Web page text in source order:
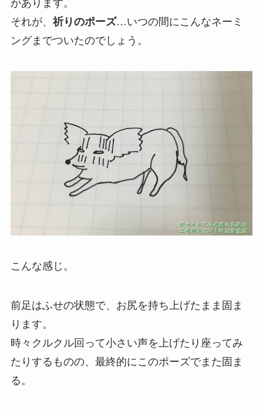
があります。
それが、 祈りのポーズ…いつの間にこんなネーミ
ングまでついたのでしょう。
こんな感じ。
前足はふせの状態で、お尻を持ち上げたまま固ま
ります。
時々クルクル回って小さい声を上げたり座ってみ
たりするものの、最終的にこのポーズでまた固ま
る。